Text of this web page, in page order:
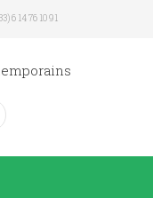
6 14 76 10 91